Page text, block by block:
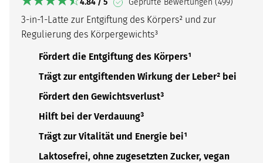
3-in-1-Latte zur Entgiftung des Körpers² und zur
Regulierung des Körpergewichts³
Fördert die Entgiftung des Körpers¹
Trägt zur entgiftenden Wirkung der Leber² bei
Fördert den Gewichtsverlust³
Hilft bei der Verdauung³
Trägt zur Vitalität und Energie bei¹
Laktosefrei, ohne zugesetzten Zucker, vegan